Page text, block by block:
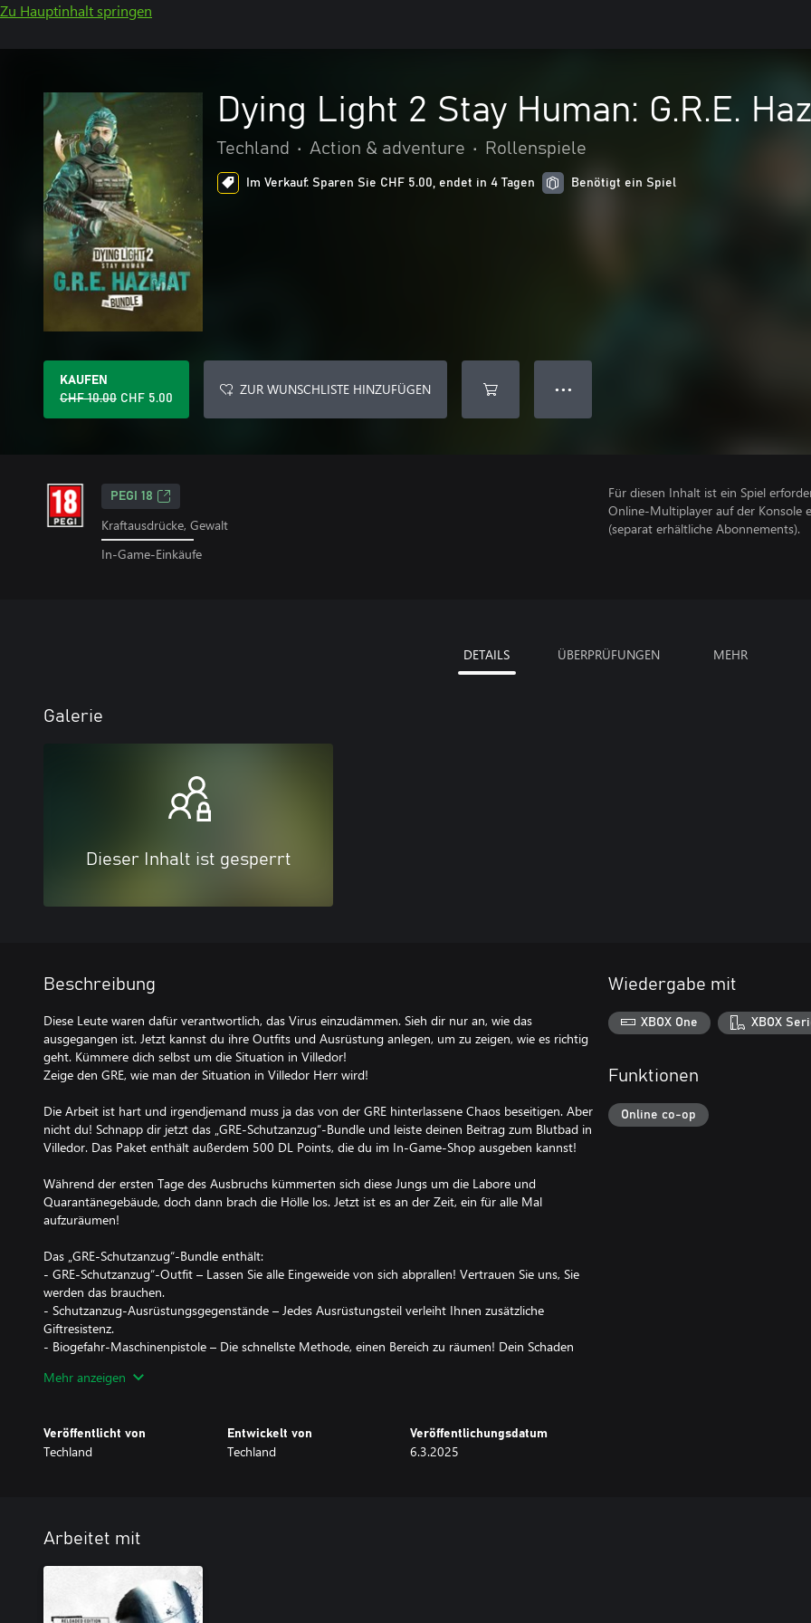
Zu Hauptinhalt springen
Dying Light 2 Stay Human: G.R.E.
Techland • Action & adventure • Rollenspiele
Im Verkauf: Sparen Sie CHF 5.00, endet in 4 Tagen Benötigt ein Spiel
KAUFEN
CHF 10.00 CHF 5.00
ZUR WUNSCHLISTE HINZUFÜGEN ● ● ●
PEGI 18
Kraftausdrücke, Gewalt
In-Game-Einkäufe
Für diesen Inhalt ist ein Spiel
Online-Multiplayer auf der Konsole
(separat erhältliche Abonnements).
DETAILS ÜBERPRÜFUNGEN MEHR
Galerie
Dieser Inhalt ist gesperrt
Beschreibung
Diese Leute waren dafür verantwortlich, das Virus einzudämmen. Sieh dir nur an, wie das
ausgegangen ist. Jetzt kannst du ihre Outfits und Ausrüstung anlegen, um zu zeigen, wie es richtig
geht. Kümmere dich selbst um die Situation in Villedor!
Zeige den GRE, wie man der Situation in Villedor Herr wird!
Die Arbeit ist hart und irgendjemand muss ja das von der GRE hinterlassene Chaos beseitigen. Aber
nicht du! Schnapp dir jetzt das „GRE-Schutzanzug“-Bundle und leiste deinen Beitrag zum Blutbad in
Villedor. Das Paket enthält außerdem 500 DL Points, die du im In-Game-Shop ausgeben kannst!
Während der ersten Tage des Ausbruchs kümmerten sich diese Jungs um die Labore und
Quarantänegebäude, doch dann brach die Hölle los. Jetzt ist es an der Zeit, ein für alle Mal
aufzuräumen!
Das „GRE-Schutzanzug“-Bundle enthält:
- GRE-Schutzanzug“-Outfit – Lassen Sie alle Eingeweide von sich abprallen! Vertrauen Sie uns, Sie
werden das brauchen.
- Schutzanzug-Ausrüstungsgegenstände – Jedes Ausrüstungsteil verleiht Ihnen zusätzliche
Giftresistenz.
- Biogefahr-Maschinenpistole – Die schnellste Methode, einen Bereich zu räumen! Dein Schaden
- Knochenaxt – Feuerwaffen machen ja Spaß, aber manchmal ist es besser, ganz nah ranzugehen.
- GRE-Marken-Talisman – Die GRE sammeln Infizierten-Trophäen und durch das Zerlegen dieses
Talismans bekommst auch du welche – je nachdem, um wie viele Zombies du dich „gekümmert“
Mehr anzeigen
Veröffentlicht von
Techland
Entwickelt von
Techland
Veröffentlichungsdatum
6.3.2025
Wiedergabe mit
XBOX One XBOX
Funktionen
Online co-op
Arbeitet mit